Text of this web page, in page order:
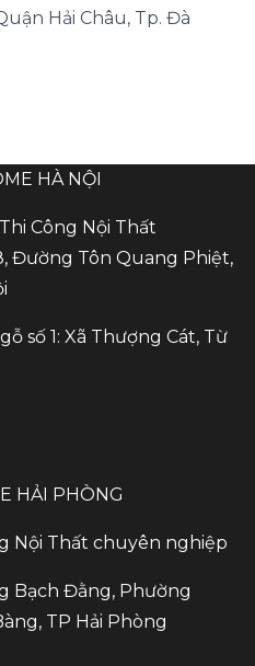
Hải Châu, Tp. Đà
HÀ NỘI
Công Nội Thất
Đường Tôn Quang Phiệt,
số 1: Xã Thượng Cát, Từ
HẢI PHÒNG
Nội Thất chuyên nghiệp
Bạch Đằng, Phường
TP Hải Phòng